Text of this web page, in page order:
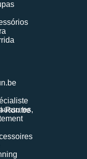
i-Run.be